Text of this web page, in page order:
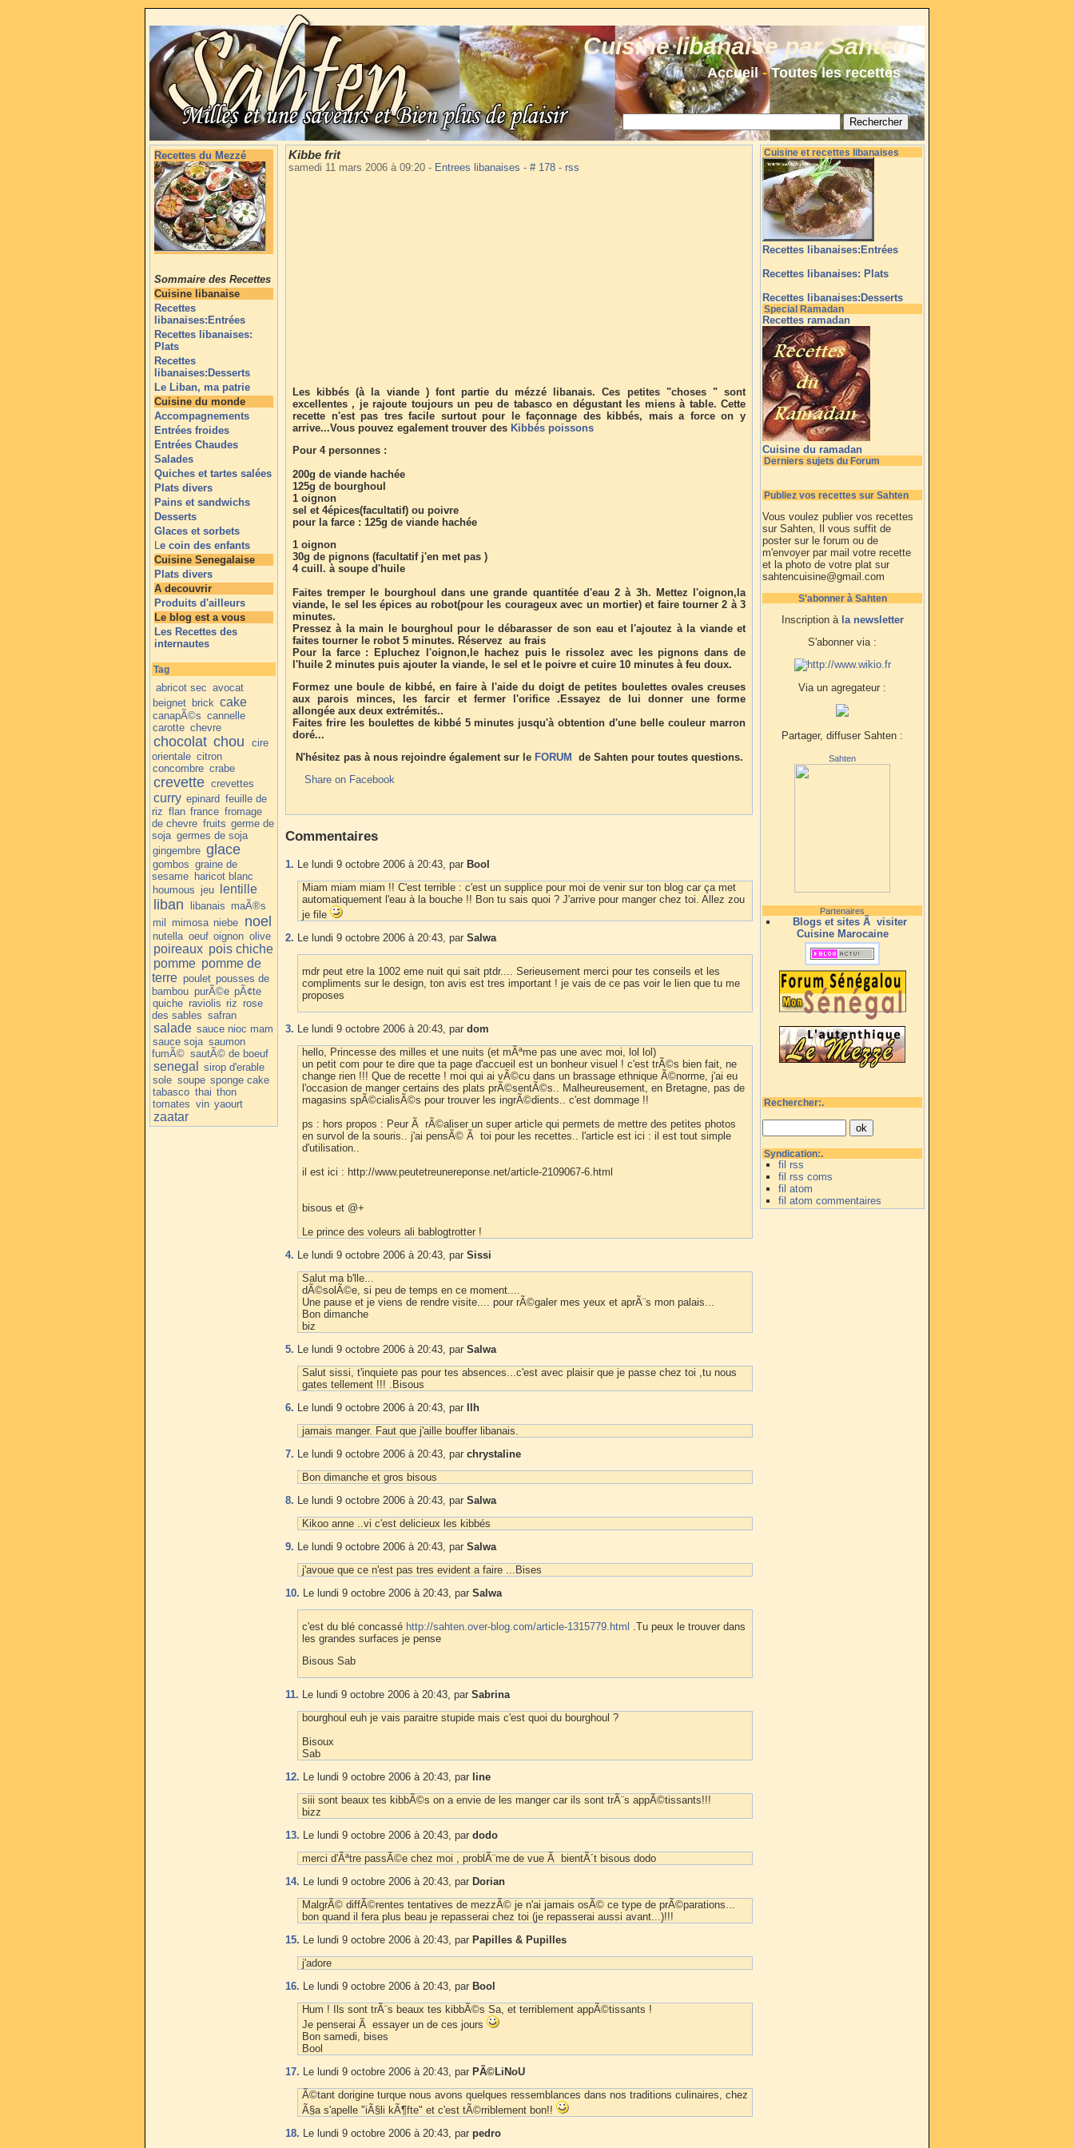
Cuisine libanaise par Sahten
Accueil-Toutes les recettes
Recettes du Mezzé
Sommaire des Recettes
Cuisine libanaise
Recettes
libanaises:Entrées
Recettes libanaises:
Plats
Recettes
libanaises:Desserts
Le Liban, ma patrie
Cuisine du monde
Accompagnements
Entrées froides
Entrées Chaudes
Salades
Quiches et tartes salées
Plats divers
Pains et sandwichs
Desserts
Glaces et sorbets
Le coin des enfants
Cuisine Senegalaise
Plats divers
A decouvrir
Produits d'ailleurs
Le blog est a vous
Les Recettes des
internautes
Tag
abricot sec avocat
beignet brick cake
canapÃ©s cannelle
carotte chevre
chocolat chou
cire
orientale citron
concombre crabe
crevette crevettes
curry epinard feuille de
riz flan france fromage
de chevre fruits germe de
soja germes de soja
gingembre glace
gombos graine de
sesame haricot blanc
houmous jeu lentille
liban libanais maÃ®s
mil mimosa niebe noel
nutella oeuf oignon olive
poireaux pois chiche
pomme pomme de
terre poulet pousses de
bambou purÃ©e pÃ¢te
quiche raviolis riz rose
des sables safran
salade sauce nioc mam
sauce soja saumon
fumÃ© sautÃ© de boeuf
senegal
sirop d'erable
sole soupe sponge cake
tabasco thai thon
tomates vin yaourt
zaatar
Kibbe frit
samedi 11 mars 2006 à 09:20 - Entrees libanaises - # 178 - rss
Les kibbés (à la viande ) font partie du mézzé libanais. Ces petites "choses " sont
excellentes , je rajoute toujours un peu de tabasco en dégustant les miens à table. Cette
recette n'est pas tres facile surtout pour le façonnage des kibbés, mais a force on y
arrive...Vous pouvez egalement trouver des Kibbés poissons
Pour 4 personnes :
200g de viande hachée
125g de bourghoul
1 oignon
sel et 4épices(facultatif) ou poivre
pour la farce : 125g de viande hachée
1 oignon
30g de pignons (facultatif j'en met pas )
4 cuill. à soupe d'huile
Faites tremper le bourghoul dans une grande quantitée d'eau 2 à 3h. Mettez l'oignon,la
viande, le sel les épices au robot(pour les courageux avec un mortier) et faire tourner 2 à 3
minutes.
Pressez à la main le bourghoul pour le débarasser de son eau et l'ajoutez à la viande et
faites tourner le robot 5 minutes. Réservez au frais
Pour la farce : Epluchez l'oignon,le hachez puis le rissolez avec les pignons dans de
l'huile 2 minutes puis ajouter la viande, le sel et le poivre et cuire 10 minutes à feu doux.
Formez une boule de kibbé, en faire à l'aide du doigt de petites boulettes ovales creuses
aux parois minces, les farcir et fermer l'orifice .Essayez de lui donner une forme
allongée aux deux extrémités..
Faites frire les boulettes de kibbé 5 minutes jusqu'à obtention d'une belle couleur marron
doré...
N'hésitez pas à nous rejoindre également sur le FORUM
de Sahten pour toutes questions.
Share on Facebook
Commentaires
1. Le lundi 9 octobre 2006 à 20:43, par Bool
Miam miam miam !! C'est terrible : c'est un supplice pour moi de venir sur ton blog car ça met
automatiquement l'eau à la bouche !! Bon tu sais quoi ? J'arrive pour manger chez toi. Allez zou
je file
2. Le lundi 9 octobre 2006 à 20:43, par Salwa
mdr peut etre la 1002 eme nuit qui sait ptdr.... Serieusement merci pour tes conseils et les
compliments sur le design, ton avis est tres important ! je vais de ce pas voir le lien que tu me
proposes
3. Le lundi 9 octobre 2006 à 20:43, par dom
hello, Princesse des milles et une nuits (et mÃªme pas une avec moi, lol lol)
un petit com pour te dire que ta page d'accueil est un bonheur visuel ! c'est trÃ©s bien fait, ne
change rien !!! Que de recette ! moi qui ai vÃ©cu dans un brassage ethnique Ã©norme, j'ai eu
l'occasion de manger certains des plats prÃ©sentÃ©s.. Malheureusement, en Bretagne, pas de
magasins spÃ©cialisÃ©s pour trouver les ingrÃ©dients.. c'est dommage !!
ps : hors propos : Peur Ã rÃ©aliser un super article qui permets de mettre des petites photos
en survol de la souris.. j'ai pensÃ© Ã toi pour les recettes.. l'article est ici : il est tout simple
d'utilisation..
il est ici : http://www.peutetreunereponse.net/article-2109067-6.html
bisous et @+
Le prince des voleurs ali bablogtrotter !
4. Le lundi 9 octobre 2006 à 20:43, par Sissi
Salut ma b'lle...
dÃ©solÃ©e, si peu de temps en ce moment....
Une pause et je viens de rendre visite.... pour rÃ©galer mes yeux et aprÃ¨s mon palais...
Bon dimanche
biz
5. Le lundi 9 octobre 2006 à 20:43, par Salwa
Salut sissi, t'inquiete pas pour tes absences...c'est avec plaisir que je passe chez toi ,tu nous
gates tellement !!! .Bisous
6. Le lundi 9 octobre 2006 à 20:43, par
llh
jamais manger. Faut que j'aille bouffer libanais.
7. Le lundi 9 octobre 2006 à 20:43, par chrystaline
Bon dimanche et gros bisous
8. Le lundi 9 octobre 2006 à 20:43, par Salwa
Kikoo anne ..vi c'est delicieux les kibbés
9. Le lundi 9 octobre 2006 à 20:43, par Salwa
j'avoue que ce n'est pas tres evident a faire ...Bises
10. Le lundi 9 octobre 2006 à 20:43, par Salwa
c'est du blé concassé http://sahten.over-blog.com/article-1315779.html
.Tu peux le trouver dans
les grandes surfaces je pense
Bisous Sab
11. Le lundi 9 octobre 2006 à 20:43, par Sabrina
bourghoul euh je vais paraitre stupide mais c'est quoi du bourghoul ?
Bisoux
Sab
12. Le lundi 9 octobre 2006 à 20:43, par line
siii sont beaux tes kibbÃ©s on a envie de les manger car ils sont trÃ¨s appÃ©tissants!!!
bizz
13. Le lundi 9 octobre 2006 à 20:43, par dodo
merci d'Ãªtre passÃ©e chez moi , problÃ¨me de vue Ã bientÃ´t bisous dodo
14. Le lundi 9 octobre 2006 à 20:43, par Dorian
MalgrÃ© diffÃ©rentes tentatives de mezzÃ© je n'ai jamais osÃ© ce type de prÃ©parations...
bon quand il fera plus beau je repasserai chez toi (je repasserai aussi avant...)!!!
15. Le lundi 9 octobre 2006 à 20:43, par Papilles & Pupilles
j'adore
16. Le lundi 9 octobre 2006 à 20:43, par Bool
Hum ! Ils sont trÃ¨s beaux tes kibbÃ©s Sa, et terriblement appÃ©tissants !
Je penserai Ã essayer un de ces jours
Bon samedi, bises
Bool
17. Le lundi 9 octobre 2006 à 20:43, par PÃ©LiNoU
Ã©tant dorigine turque nous avons quelques ressemblances dans nos traditions culinaires, chez
Ã§a s'apelle "iÃ§li kÃ¶fte" et c'est tÃ©rriblement bon!!
18. Le lundi 9 octobre 2006 à 20:43, par pedro
Cuisine et recettes libanaises
Recettes libanaises:Entrées
Recettes libanaises: Plats
Recettes libanaises:Desserts
Special Ramadan
Recettes ramadan
Cuisine du ramadan
Derniers sujets du Forum
Publiez vos recettes sur Sahten
Vous voulez publier vos recettes
sur Sahten, Il vous suffit de
poster sur le forum ou de
m'envoyer par mail votre recette
et la photo de votre plat sur
sahtencuisine@gmail.com
S'abonner à Sahten
Inscription à la newsletter
S'abonner via :
Via un agregateur :
Partager, diffuser Sahten :
Sahten
Partenaires
Blogs et sites Ã visiter
Cuisine Marocaine
Rechercher:.
Syndication:.
fil rss
fil rss coms
fil atom
fil atom commentaires